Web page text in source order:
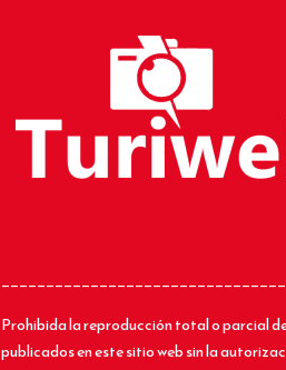
Prohibida la reproducción total o parcial
publicados en este sitio web sin la